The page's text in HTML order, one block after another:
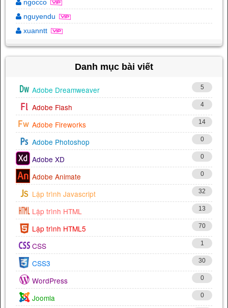
ngocco
nguyendu
xuanntt
Danh mục bài viết
Adobe Dreamweaver 5
Adobe Flash 4
Adobe Fireworks 14
Adobe Photoshop 0
Adobe XD 0
Adobe Animate 0
Lập trình Javascript 32
Lập trình HTML 13
Lập trình HTML5 70
CSS 1
CSS3 30
WordPress 0
Joomla 0